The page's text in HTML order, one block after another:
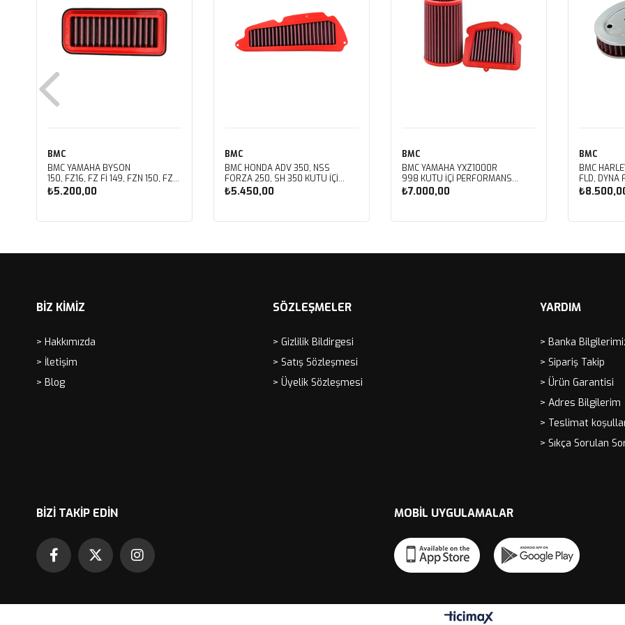
BMC
BMC YAMAHA BYSON
150, FZ16, FZ FI 149, FZN 150, FZS
FI V3 KUTU İÇİ PERFORMANS
HAVA FİLTRESİ FM01147
₺5.200,00
BMC
BMC HONDA ADV 350, NSS
FORZA 250, SH 350 KUTU İÇİ
PERFORMANS HAVA FİLTRESİ
₺5.450,00
BMC
BMC YAMAHA YXZ1000R
998 KUTU İÇİ PERFORMANS
HAVA FİLTRESİ FM01128
₺7.000,00
BMC
BMC
FLD, DYNA
FXDBB,
FXDF,
FM01123
BİZ KİMİZ
> Hakkımızda
> İletişim
> Blog
SÖZLEŞMELER
> Gizlilik Bildirgesi
> Satış Sözleşmesi
> Üyelik Sözleşmesi
YARDIM
> Banka
> Sipariş Takip
> Ürün Garantisi
> Adres Bilgilerim
> Teslimat
> Sıkça Sorulan
BIZI TAKIP EDIN MOBIL UYGULAMALAR